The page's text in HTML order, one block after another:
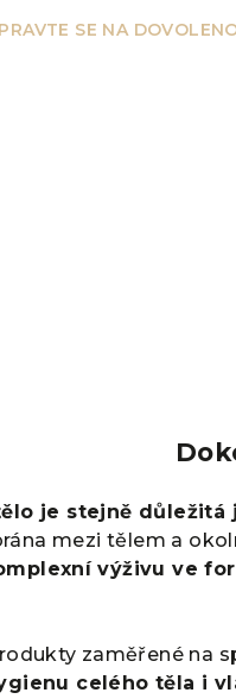
SE NA
je stejně
mezi tělem a
výživu ve
zaměřené na
celého těla i